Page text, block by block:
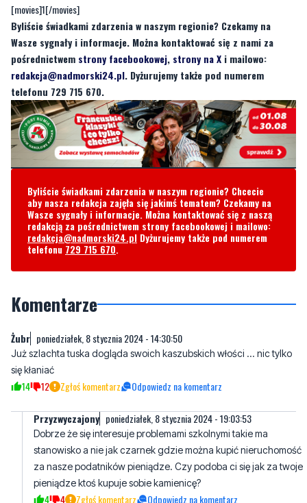
pośrednictwemstrony facebookowej
redakcja@nadmorski24.pl. Dyżurujemy także pod numerem
telefonu 729 715 670.
Byliście świadkami zdarzenia w naszym regionie? Chcecie
aby nasza redakcja zajęła się jakimś tematem? Czekamy na
Wasze sygnały i informacje. Można kontaktować się z naszą
redakcja@nadmorski24.plDyżurujemy także pod numerem
telefonu729 715 670.
Komentarze
Już szlachta tuska dogląda swoich kaszubskich włości ... nic tylko
14 12 Zgłoś komentarz Odpowiedz na komentarz
Przyzwyczajony
Dobrze że się interesuje problemami szkolnymi takie ma
za nasze podatników pieniądze. Czy podoba ci się jak za twoje
pieniądze ktoś kupuje sobie kamienicę?
4 4 Zgłoś komentarz Odpowiedz na komentarz
poniedziałek, 8 stycznia 2024 - 14:39:23
Nie ma takiego stanowiska ministra.